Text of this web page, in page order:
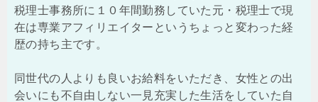
税理士事務所に１０年間勤務していた元・税理士で現
在は専業アフィリエイターというちょっと変わった経
歴の持ち主です。
同世代の人よりも良いお給料をいただき、女性との出
会いにも不自由しない一見充実した生活をしていた自